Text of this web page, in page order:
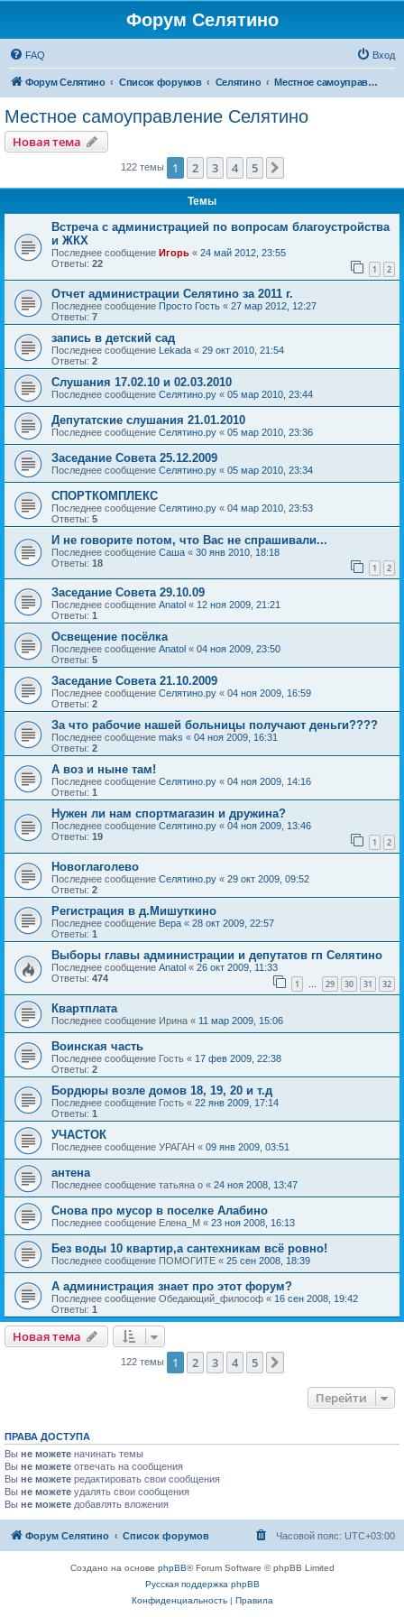
Форум Селятино
FAQ Вход
Форум Селятино Список форумов Селятино Местное самоуправление Селятино
Местное самоуправление Селятино
Новая тема
122 темы 1 2 3 4 5
Темы
Встреча с администрацией по вопросам благоустройства
и ЖКХ
Последнее сообщение Игорь « 24 май 2012, 23:55
Ответы: 22 1 2
Отчет администрации Селятино за 2011 г.
Последнее сообщение Просто Гость « 27 мар 2012, 12:27
Ответы: 7
запись в детский сад
Последнее сообщение Lekada « 29 окт 2010, 21:54
Ответы: 2
Слушания 17.02.10 и 02.03.2010
Последнее сообщение Селятино.ру « 05 мар 2010, 23:44
Депутатские слушания 21.01.2010
Последнее сообщение Селятино.ру « 05 мар 2010, 23:36
Заседание Совета 25.12.2009
Последнее сообщение Селятино.ру « 05 мар 2010, 23:34
СПОРТКОМПЛЕКС
Последнее сообщение Селятино.ру « 04 мар 2010, 23:53
Ответы: 5
И не говорите потом, что Вас не спрашивали...
Последнее сообщение Саша « 30 янв 2010, 18:18
Ответы: 18 1 2
Заседание Совета 29.10.09
Последнее сообщение Anatol « 12 ноя 2009, 21:21
Ответы: 1
Освещение посёлка
Последнее сообщение Anatol « 04 ноя 2009, 23:50
Ответы: 5
Заседание Совета 21.10.2009
Последнее сообщение Селятино.ру « 04 ноя 2009, 16:59
Ответы: 2
За что рабочие нашей больницы получают деньги????
Последнее сообщение maks « 04 ноя 2009, 16:31
Ответы: 2
А воз и ныне там!
Последнее сообщение Селятино.ру « 04 ноя 2009, 14:16
Ответы: 1
Нужен ли нам спортмагазин и дружина?
Последнее сообщение Селятино.ру « 04 ноя 2009, 13:46
Ответы: 19 1 2
Новоглаголево
Последнее сообщение Селятино.ру « 29 окт 2009, 09:52
Ответы: 2
Регистрация в д.Мишуткино
Последнее сообщение Вера « 28 окт 2009, 22:57
Ответы: 1
Выборы главы администрации и депутатов гп Селятино
Последнее сообщение Anatol « 26 окт 2009, 11:33
Ответы: 474 1 … 29 30 31 32
Квартплата
Последнее сообщение Ирина « 11 мар 2009, 15:06
Воинская часть
Последнее сообщение Гость « 17 фев 2009, 22:38
Ответы: 2
Бордюры возле домов 18, 19, 20 и т.д
Последнее сообщение Гость « 22 янв 2009, 17:14
Ответы: 1
УЧАСТОК
Последнее сообщение УРАГАН « 09 янв 2009, 03:51
антена
Последнее сообщение татьяна о « 24 ноя 2008, 13:47
Снова про мусор в поселке Алабино
Последнее сообщение Елена_М « 23 ноя 2008, 16:13
Без воды 10 квартир,а сантехникам всё ровно!
Последнее сообщение ПОМОГИТЕ « 25 сен 2008, 18:39
А администрация знает про этот форум?
Последнее сообщение Обедающий_философ « 16 сен 2008, 19:42
Ответы: 1
Новая тема
122 темы 1 2 3 4 5
Перейти
ПРАВА ДОСТУПА
Вы не можете начинать темы
Вы не можете отвечать на сообщения
Вы не можете редактировать свои сообщения
Вы не можете удалять свои сообщения
Вы не можете добавлять вложения
Форум Селятино Список форумов Часовой пояс: UTC+03:00
Создано на основе phpBB® Forum Software © phpBB Limited
Русская поддержка phpBB
Конфиденциальность| Правила